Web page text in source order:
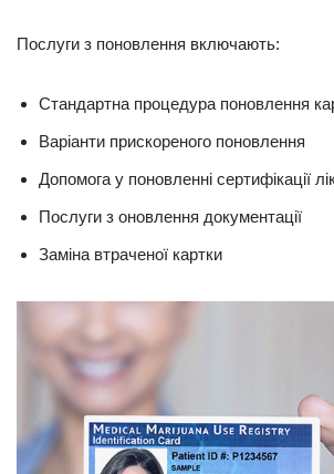
Послуги з поновлення включають:
Стандартна процедура поновлення
Варіанти прискореного поновлення
Допомога у поновленні сертифікації
Послуги з оновлення документації
Заміна втраченої картки